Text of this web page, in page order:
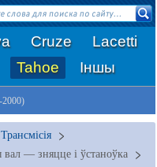
Cruze
Lacetti
Tahoe Іншы
2000)
Трансмісія
— зняцце і ўстаноўка